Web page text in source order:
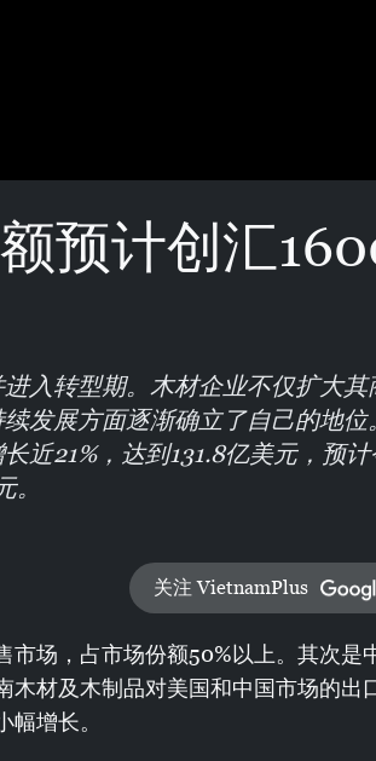
预计创汇
入转型期。木材企业不仅扩大其
发展方面逐渐确立了自己的地位
近21%，达到131.8亿美元，预
。
关注 VietnamPlus
市场，占市场份额50%以上。其次是
木材及木制品对美国和中国市场的出
增长。